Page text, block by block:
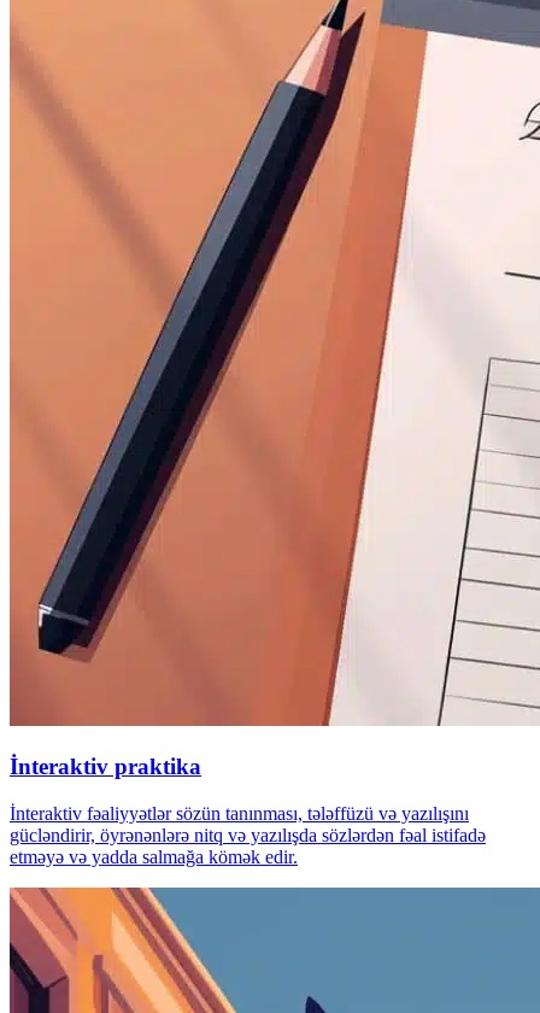
İnteraktiv praktika
İnteraktiv fəaliyyətlər sözün tanınması, tələffüzü və yazılışını
gücləndirir, öyrənənlərə nitq və yazılışda sözlərdən fəal istifadə
etməyə və yadda salmağa kömək edir.